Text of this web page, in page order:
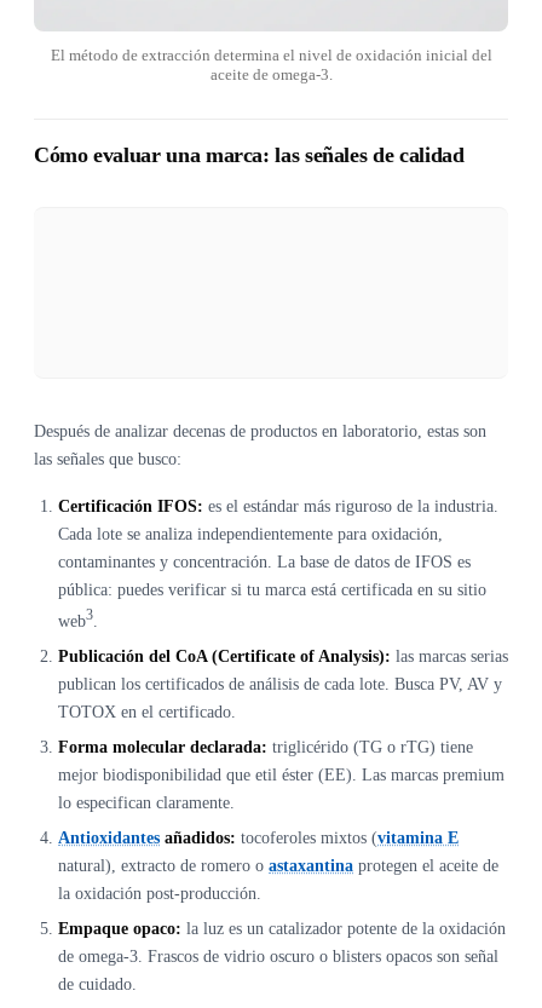
El método de extracción determina el nivel de oxidación inicial del
aceite de omega-3.
Cómo evaluar una marca: las señales de calidad
Después de analizar decenas de productos en laboratorio, estas son
las señales que busco:
Certificación IFOS: es el estándar más riguroso de la industria.
Cada lote se analiza independientemente para oxidación,
contaminantes y concentración. La base de datos de IFOS es
pública: puedes verificar si tu marca está certificada en su sitio
web3
Publicación del CoA (Certificate of Analysis): las marcas serias
publican los certificados de análisis de cada lote. Busca PV, AV y
TOTOX en el certificado.
Forma molecular declarada: triglicérido (TG o rTG) tiene
mejor biodisponibilidad que etil éster (EE). Las marcas premium
lo especifican claramente.
Antioxidantes añadidos: tocoferoles mixtos (vitamina E
natural), extracto de romero o astaxantina protegen el aceite de
la oxidación post-producción.
Empaque opaco: la luz es un catalizador potente de la oxidación
de omega-3. Frascos de vidrio oscuro o blisters opacos son señal
de cuidado.